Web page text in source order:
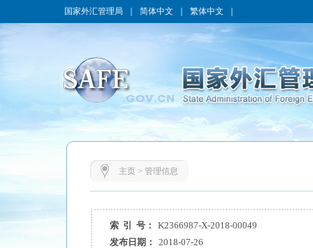
国家外汇管理局 简体中文 繁体中文
主页> 管理信息
索 引 号：
K2366987-X-2018-00049
发布日期：
2018-07-26